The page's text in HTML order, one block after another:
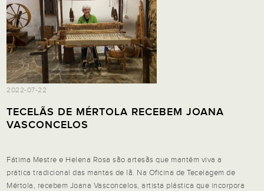
2022-07-22
TECELÃS DE MÉRTOLA RECEBEM JOANA
VASCONCELOS
Fátima Mestre e Helena Rosa são artesãs que mantêm viva a
prática tradicional das mantas de lã. Na Oficina de Tecelagem de
Mértola, recebem Joana Vasconcelos, artista plástica que incorpora